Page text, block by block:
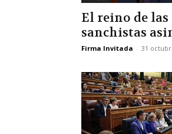
El reino de
sanchistas
Firma Invitada - 31